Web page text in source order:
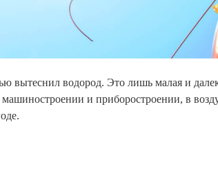
вытеснил водород. Это лишь малая и
и приборостроении, в